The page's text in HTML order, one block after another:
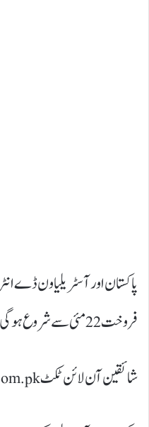
پاکستان اور آسٹریلیا ون ڈے
فروخت 22 مئی سے شروع ہوگی۔
شائقین آن لائن ٹکٹ pcb.tcs.com.pk سے خرید سکیں گے۔